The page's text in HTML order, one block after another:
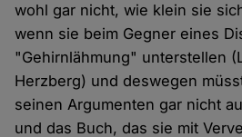
wohl gar nicht, wie klein sie
wenn sie beim Gegner eines
"Gehirnlähmung" unterstellen
Herzberg) und deswegen
seinen Argumenten gar nicht
und das Buch, das sie mit